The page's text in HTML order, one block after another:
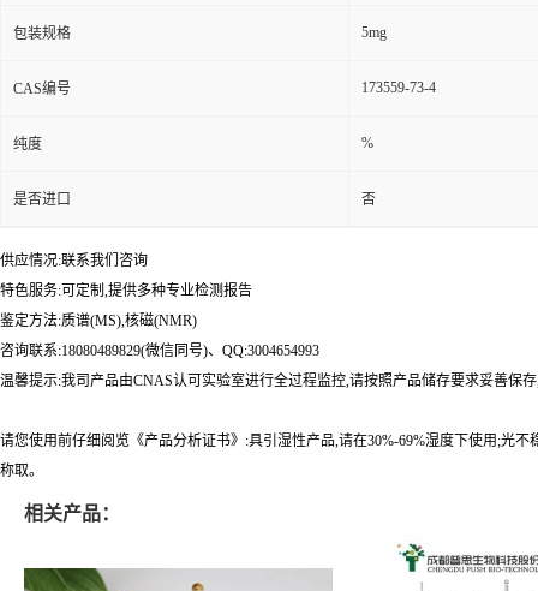
包装规格 5mg
CAS编号 173559-73-4
纯度 %
是否进口 否
供应情况:联系我们咨询
特色服务:可定制,提供多种专业检测报告
鉴定方法:质谱(MS),核磁(NMR)
咨询联系:18080489829(微信同号)、QQ:3004654993
温馨提示:我司产品由CNAS认可实验室进行全过程监控,请按照产品储存要求妥善保
请您使用前仔细阅览《产品分析证书》:具引湿性产品,请在30%-69%湿度下使用;光
称取。
相关产品：